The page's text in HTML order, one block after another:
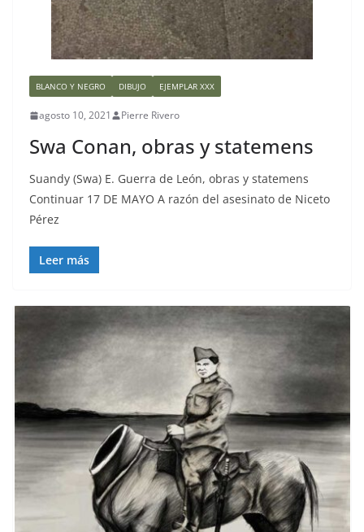
BLANCO Y NEGRO DIBUJO EJEMPLAR XXX
agosto 10, 2021 Pierre Rivero
Swa Conan, obras y statemens
Suandy (Swa) E. Guerra de León, obras y statemens
Continuar 17 DE MAYO A razón del asesinato de Niceto
Pérez
Leer más